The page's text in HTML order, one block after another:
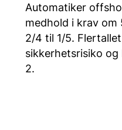
Automatiker
medhold i krav
2/4 til 1/5.
sikkerhetsrisiko
2.